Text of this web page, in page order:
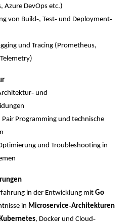
Azure DevOps etc.)
von Build-, Test- und Deployment-
und Tracing (Prometheus,
- und
Pair Programming und technische
und Troubleshooting in
in der Entwicklung mit Go
in Microservice-Architekturen
, Docker und Cloud-